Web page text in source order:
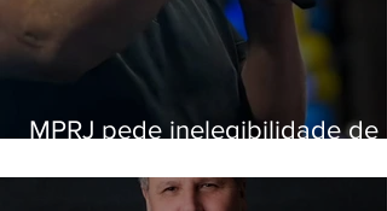
MPRJ pede inelegibilidade de